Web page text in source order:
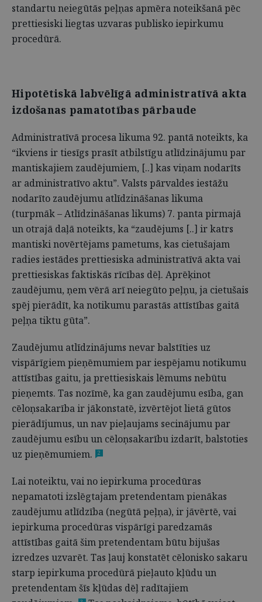
standartu neiegūtās peļņas apmēra noteikšanā pēc
prettiesiski liegtas uzvaras publisko iepirkumu
procedūrā.
Hipotētiskā labvēlīgā administratīvā akta
izdošanas pamatotības pārbaude
Administratīvā procesa likuma 92. pantā noteikts, ka
“ikviens ir tiesīgs prasīt atbilstīgu atlīdzinājumu par
mantiskajiem zaudējumiem, [..] kas viņam nodarīts
ar administratīvo aktu”. Valsts pārvaldes iestāžu
nodarīto zaudējumu atlīdzināšanas likuma
(turpmāk – Atlīdzināšanas likums) 7. panta pirmajā
un otrajā daļā noteikts, ka “zaudējums [..] ir katrs
mantiski novērtējams pametums, kas cietušajam
radies iestādes prettiesiska administratīvā akta vai
prettiesiskas faktiskās rīcības dēļ. Aprēķinot
zaudējumu, ņem vērā arī neiegūto peļņu, ja cietušais
spēj pierādīt, ka notikumu parastās attīstības gaitā
peļņa tiktu gūta”.
Zaudējumu atlīdzinājums nevar balstīties uz
vispārīgiem pieņēmumiem par iespējamu notikumu
attīstības gaitu, ja prettiesiskais lēmums nebūtu
pieņemts. Tas nozīmē, ka gan zaudējumu esība, gan
cēloņsakarība ir jākonstatē, izvērtējot lietā gūtos
pierādījumus, un nav pieļaujams secinājumu par
zaudējumu esību un cēloņsakarību izdarīt, balstoties
uz pieņēmumiem.
2
Lai noteiktu, vai no iepirkuma procedūras
nepamatoti izslēgtajam pretendentam pienākas
zaudējumu atlīdzība (negūtā peļņa), ir jāvērtē, vai
iepirkuma procedūras vispārīgi paredzamās
attīstības gaitā šim pretendentam būtu bijušas
izredzes uzvarēt. Tas ļauj konstatēt cēlonisko sakaru
starp iepirkuma procedūrā pieļauto kļūdu un
pretendentam šīs kļūdas dēļ radītajiem